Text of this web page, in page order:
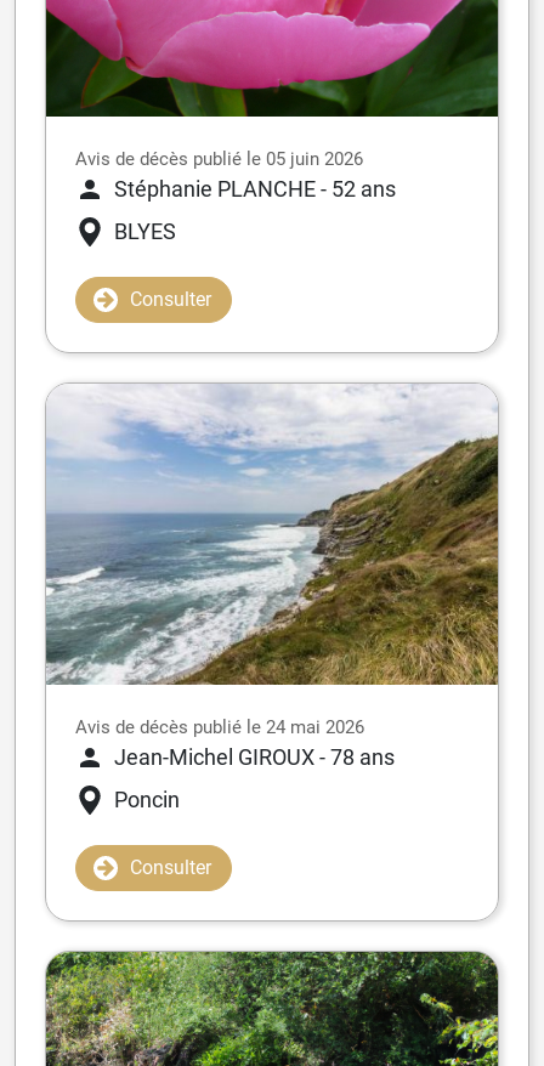
Avis de décès publié le 05 juin 2026
Stéphanie PLANCHE- 52 ans
BLYES
Consulter
Avis de décès publié le 24 mai 2026
Jean-Michel GIROUX- 78 ans
Poncin
Consulter